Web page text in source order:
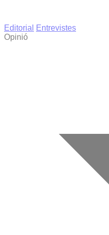
Editorial
Entrevistes
Opinió